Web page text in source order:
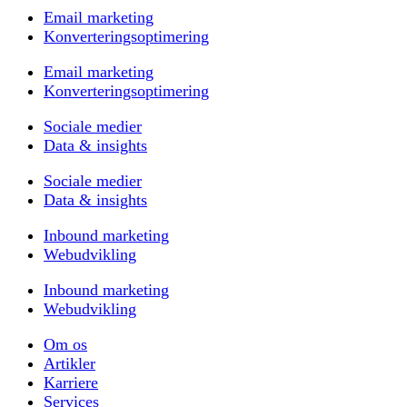
Email marketing
Konverteringsoptimering
Email marketing
Konverteringsoptimering
Sociale medier
Data & insights
Sociale medier
Data & insights
Inbound marketing
Webudvikling
Inbound marketing
Webudvikling
Om os
Artikler
Karriere
Services